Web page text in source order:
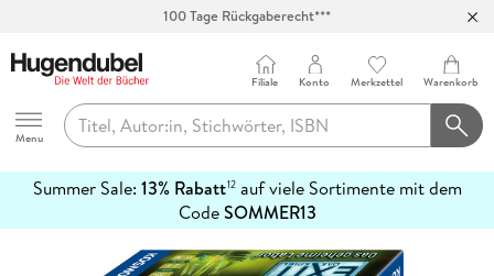
Abholung in über 100 Filialen
Hugendubel
Menu
Filiale Konto Merkzettel Warenkorb
Summer Sale: 13% Rabatt12auf viele Sortimente mit dem
CodeSOMMER13
erfahren